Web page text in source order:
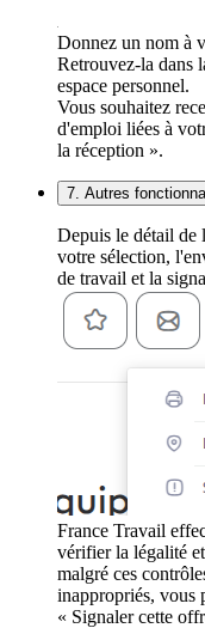
Donnez un nom à
Retrouvez-la dans
espace personnel.
Vous souhaitez
d'emploi liées à
la réception ».
7. Autres
Depuis le détail de
votre sélection,
de travail et la
France Travail
vérifier la légalité
malgré ces
inappropriés, vous
« Signaler cette